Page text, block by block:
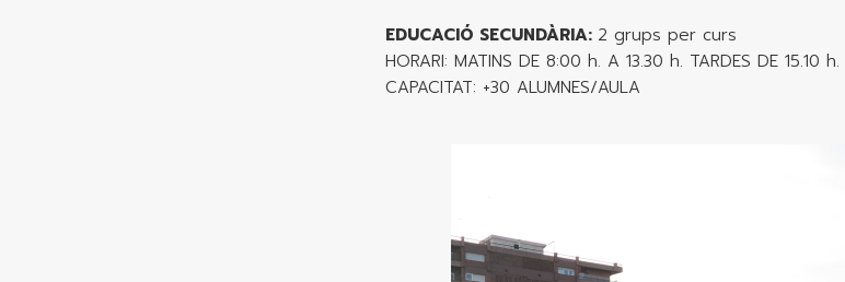
EDUCACIÓ SECUNDÀRIA: 2 grups per curs
HORARI: MATINS DE 8:00 h. A 13.30 h. TARDES DE
CAPACITAT: +30 ALUMNES/AULA